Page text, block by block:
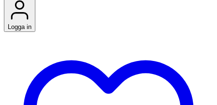
Logga in